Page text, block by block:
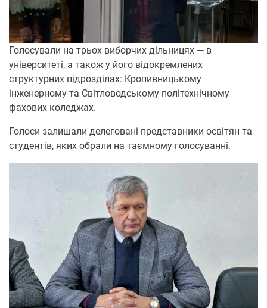
Голосували на трьох виборчих дільницях — в
університеті, а також у його відокремлених
структурних підрозділах: Кропивницькому
інженерному та Світловодському політехнічному
фахових коледжах.
Голоси залишали делеговані представники освітян та
студентів, яких обрали на таємному голосуванні.